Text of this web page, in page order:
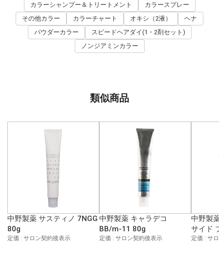
カラーシャンプー＆トリートメント
カラースプレー
その他カラー
カラーチャート オキシ（2液）
ヘナ
パウダーカラー
スピードヘアダイ(1・2剤セット)
ノンジアミンカラー
類似商品
中野製薬 サスティノ 7NGG
80g
定価 : サロン契約後表示
中野製薬 キャラデコ
BB/m-11 80g
定価 : サロン契約後表示
中野製
サイド
定価 : サ